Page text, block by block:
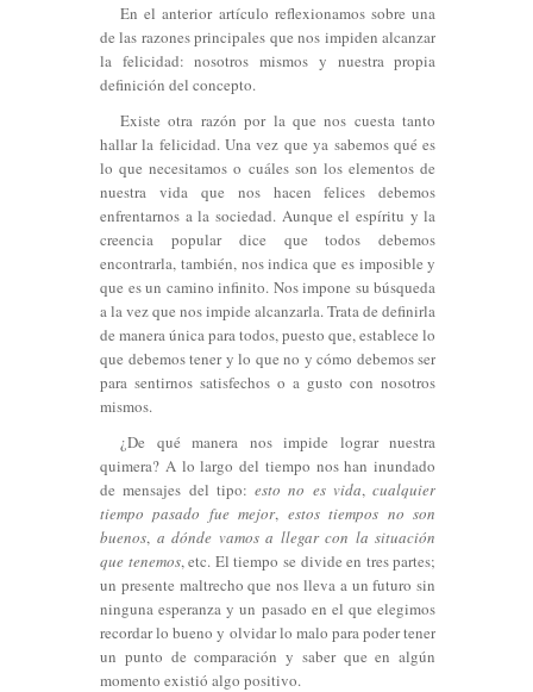
En el anterior artículo reflexionamos sobre una
de las razones principales que nos impiden alcanzar
la felicidad: nosotros mismos y nuestra propia
definición del concepto.
Existe otra razón por la que nos cuesta tanto
hallar la felicidad. Una vez que ya sabemos qué es
lo que necesitamos o cuáles son los elementos de
nuestra vida que nos hacen felices debemos
enfrentarnos a la sociedad. Aunque el espíritu y la
creencia popular dice que todos debemos
encontrarla, también, nos indica que es imposible y
que es un camino infinito. Nos impone su búsqueda
a la vez que nos impide alcanzarla. Trata de definirla
de manera única para todos, puesto que, establece lo
que debemos tener y lo que no y cómo debemos ser
para sentirnos satisfechos o a gusto con nosotros
mismos.
¿De qué manera nos impide lograr nuestra
quimera? A lo largo del tiempo nos han inundado
de mensajes del tipo:esto no es vida,cualquier
tiempo pasado fue mejor, estos tiempos no son
buenos, a dónde vamos a llegar con la situación
que tenemos, etc. El tiempo se divide en tres partes;
un presente maltrecho que nos lleva a un futuro sin
ninguna esperanza y un pasado en el que elegimos
recordar lo bueno y olvidar lo malo para poder tener
un punto de comparación y saber que en algún
momento existió algo positivo.